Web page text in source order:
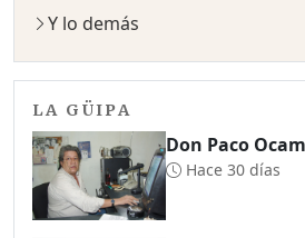
Y lo demás
LA GÜIPA
Don Paco
Hace 30 días